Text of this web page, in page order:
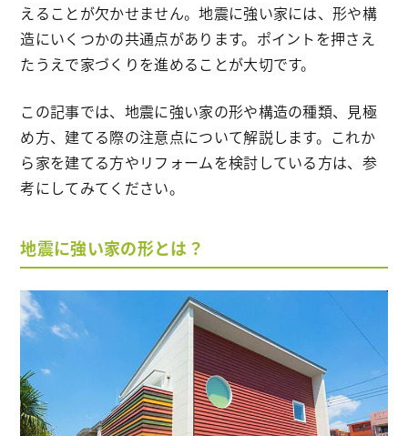
えることが欠かせません。地震に強い家には、形や構
造にいくつかの共通点があります。ポイントを押さえ
たうえで家づくりを進めることが大切です。
この記事では、地震に強い家の形や構造の種類、見極
め方、建てる際の注意点について解説します。これか
ら家を建てる方やリフォームを検討している方は、参
考にしてみてください。
地震に強い家の形とは？